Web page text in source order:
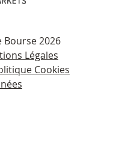
2026
Légales
Cookies